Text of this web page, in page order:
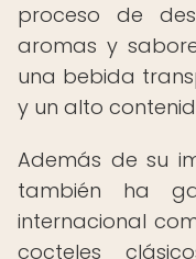
proceso de
aromas y
una bebida
y un alto
Además de su
también ha
internacional
cocteles